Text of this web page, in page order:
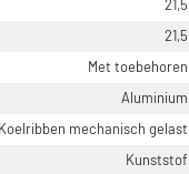
21,5
21,5
Met toebehoren
Aluminium
Koelribben mechanisch gelast
Kunststof